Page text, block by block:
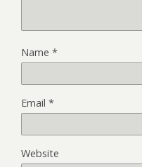
Name *
Email *
Website